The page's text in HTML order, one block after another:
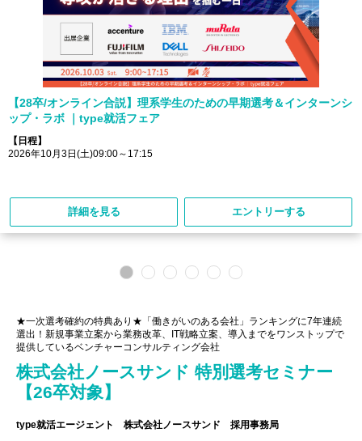
【28卒/オンライン合説】理系学生のための早期選考＆インターンシ
ップ・ラボ ｜type就活フェア
【日程】
2026年10月3日(土)09:00～17:15
詳細を見る エントリーする
★一次選考確約の特典あり★「働きがいのある会社」ランキングに7年連続
選出！新規事業立案から業務改革、IT戦略立案、導入までをワンストップで
提供しているベンチャーコンサルティング会社
株式会社ノースサンド 特別選考セミナー
【26卒対象】
type就活エージェント 株式会社ノースサンド 採用事務局